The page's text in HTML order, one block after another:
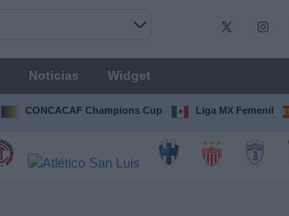
Noticias Widget
CONCACAF Champions Cup Liga MX Femenil